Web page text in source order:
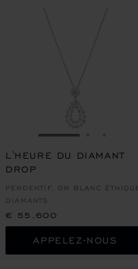
ALLER À LA
ALLER
L'HEURE DU DIAMANT
DROP
PENDENTIF, OR BLANC
DIAMANTS
€ 55,600
APPELEZ-NOUS